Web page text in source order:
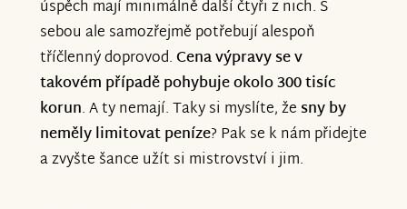
úspěch mají minimálně další čtyři z nich. S
sebou ale samozřejmě potřebují alespoň
tříčlenný doprovod.Cena výpravy se v
takovém případě pohybuje okolo 300 tisíc
korun. A ty nemají. Taky si myslíte, žesny by
neměly limitovat peníze? Pak se k nám přidejte
a zvyšte šance užít si mistrovství i jim.